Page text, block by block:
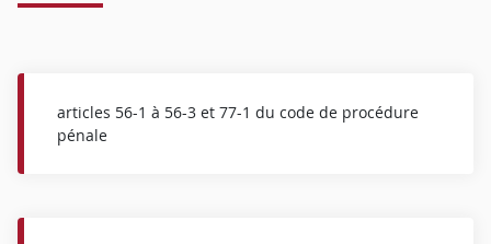
articles 56-1 à 56-3 et 77-1 du code de procédure
pénale